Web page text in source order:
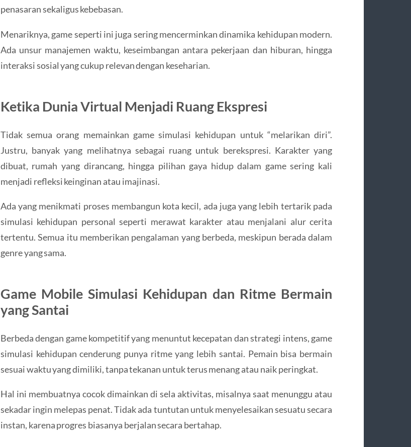
penasaran sekaligus kebebasan.
Menariknya, game seperti ini juga sering mencerminkan dinamika kehidupan modern.
Ada unsur manajemen waktu, keseimbangan antara pekerjaan dan hiburan, hingga
interaksi sosial yang cukup relevan dengan keseharian.
Ketika Dunia Virtual Menjadi Ruang Ekspresi
Tidak semua orang memainkan game simulasi kehidupan untuk “melarikan diri”.
Justru, banyak yang melihatnya sebagai ruang untuk berekspresi. Karakter yang
dibuat, rumah yang dirancang, hingga pilihan gaya hidup dalam game sering kali
menjadi refleksi keinginan atau imajinasi.
Ada yang menikmati proses membangun kota kecil, ada juga yang lebih tertarik pada
simulasi kehidupan personal seperti merawat karakter atau menjalani alur cerita
tertentu. Semua itu memberikan pengalaman yang berbeda, meskipun berada dalam
genre yang sama.
Game Mobile Simulasi Kehidupan dan Ritme Bermain
yang Santai
Berbeda dengan game kompetitif yang menuntut kecepatan dan strategi intens, game
simulasi kehidupan cenderung punya ritme yang lebih santai. Pemain bisa bermain
sesuai waktu yang dimiliki, tanpa tekanan untuk terus menang atau naik peringkat.
Hal ini membuatnya cocok dimainkan di sela aktivitas, misalnya saat menunggu atau
sekadar ingin melepas penat. Tidak ada tuntutan untuk menyelesaikan sesuatu secara
instan, karena progres biasanya berjalan secara bertahap.